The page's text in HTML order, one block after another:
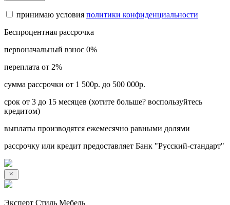
принимаю условия политики конфиденциальности
Беспроцентная рассрочка
первоначальный взнос 0%
переплата от 2%
сумма рассрочки от 1 500р. до 500 000р.
срок от 3 до 15 месяцев (хотите больше? воспользуйтесь
кредитом)
выплаты производятся ежемесячно равными долями
рассрочку или кредит предоставляет Банк "Русский-стандарт"
Эксперт Стиль Мебель